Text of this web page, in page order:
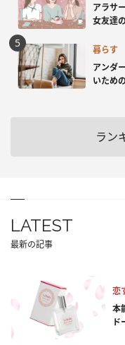
アラサ
女友達
暮らす
アンダ
いため
ラン
LATEST
最新の記事
恋
本